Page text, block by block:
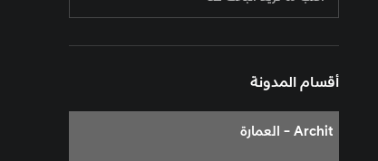
أقسام المدونة
Archit - العمارة